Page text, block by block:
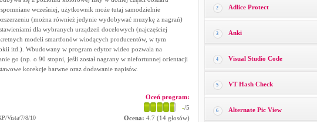
wcześniej, użytkownik może tutaj samodzielnie
(można również jedynie wydobywać muzykę z nagrań)
dla wybranych urządzeń docelowych (najczęściej
modeli smartfonów wiodących producentów, w tym
itd.). Wbudowany w program edytor wideo pozwala na
go (np. o 90 stopni, jeśli został nagrany w niefortunnej orientacji
korekcje barwne oraz dodawanie napisów.
Vista/7/8/10
Oceń program:
-/5
Ocena: 4.7 (14głosów)
2 Adlice Protect
3 Anki
4 Visual Studio Code
5 VT Hash Check
6 Alternate Pic View